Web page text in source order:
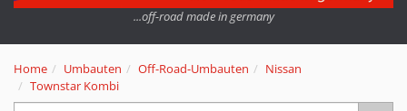
...off-road made in germany
Home Umbauten Off-Road-Umbauten
Nissan
Townstar Kombi